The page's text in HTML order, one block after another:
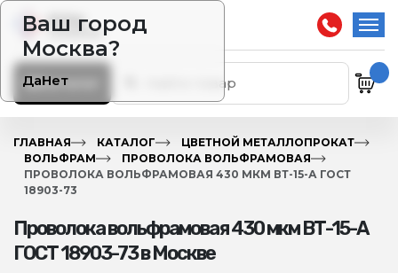
Ваш город
Москва?
ДаНет
Каталог
ГЛАВНАЯ КАТАЛОГ
ЦВЕТНОЙ МЕТАЛЛОПРОКАТ
ВОЛЬФРАМ
ПРОВОЛОКА ВОЛЬФРАМОВАЯ
ПРОВОЛОКА ВОЛЬФРАМОВАЯ 430 МКМ ВТ-15-А ГОСТ
18903-73
Проволока вольфрамовая 430 мкм ВТ-15-А
ГОСТ 18903-73 в Москве